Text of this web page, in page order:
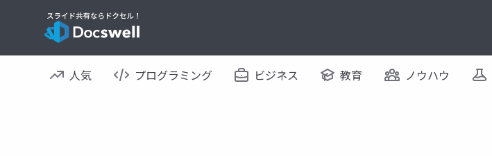
人気 プログラミング ビジネス 教育 ノウハウ